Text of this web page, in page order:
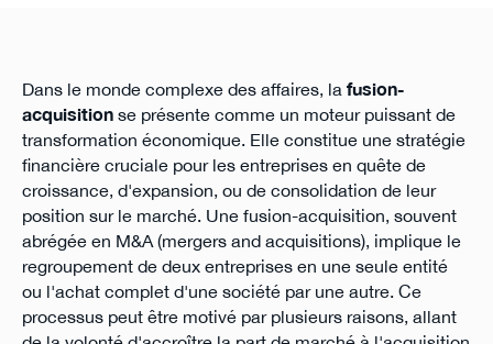
Dans le monde complexe des affaires, la fusion-
acquisitionse présente comme un moteur puissant de
transformation économique. Elle constitue une stratégie
financière cruciale pour les entreprises en quête de
croissance, d'expansion, ou de consolidation de leur
position sur le marché. Une fusion-acquisition, souvent
abrégée en M&A (mergers and acquisitions), implique le
regroupement de deux entreprises en une seule entité
ou l'achat complet d'une société par une autre. Ce
processus peut être motivé par plusieurs raisons, allant